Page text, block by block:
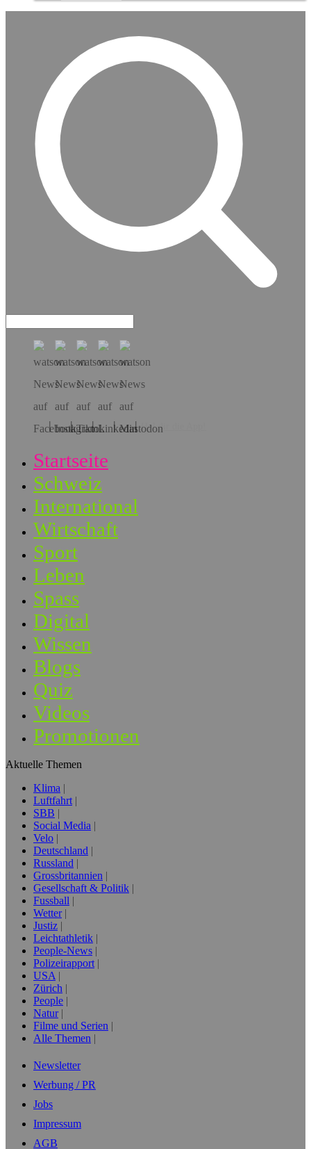
Hol dir die App!
Startseite
Schweiz
International
Wirtschaft
Sport
Leben
Spass
Digital
Wissen
Blogs
Quiz
Videos
Promotionen
Aktuelle Themen
Klima
Luftfahrt
SBB
Social Media
Velo
Deutschland
Russland
Grossbritannien
Gesellschaft & Politik
Fussball
Wetter
Justiz
Leichtathletik
People-News
Polizeirapport
USA
Zürich
People
Natur
Filme und Serien
Alle Themen
Newsletter
Werbung / PR
Jobs
Impressum
AGB